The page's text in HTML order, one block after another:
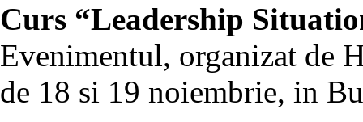
Curs “Leadership
Evenimentul, organizat de
de 18 si 19 noiembrie, in